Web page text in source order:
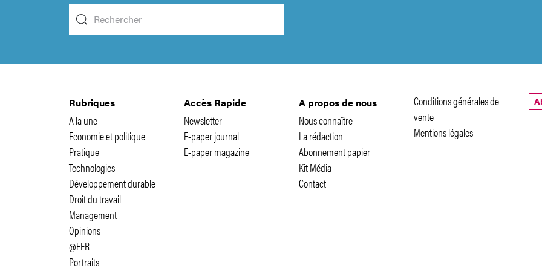
Rubriques
A la une
Economie et politique
Pratique
Technologies
Développement durable
Droit du travail
Management
Opinions
@FER
Portraits
Accès Rapide
Newsletter
E-paper journal
E-paper magazine
A propos de nous
Nous connaître
La rédaction
Abonnement papier
Kit Média
Contact
Conditions générales de
vente
Mentions légales